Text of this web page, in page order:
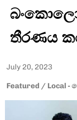
තීරණය
July 20, 2023
Featured / Local -